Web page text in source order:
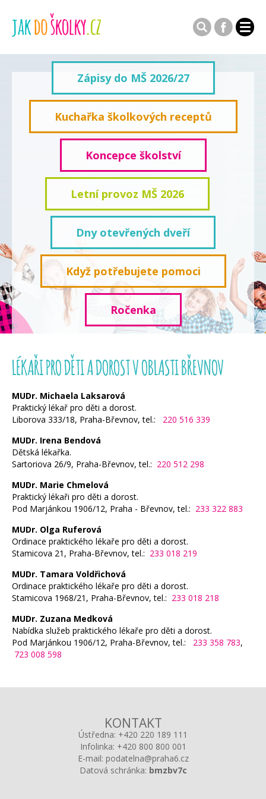
Zápisy do MŠ 2026/27
Kuchařka školkových receptů
Koncepce školství
Letní provoz MŠ 2026
Dny otevřených dveří
Když potřebujete pomoci
Ročenka
LÉKAŘI PRO DĚTI A DOROST V OBLASTI BŘEVNOV
MUDr. Michaela Laksarová
Praktický lékař pro děti a dorost.
Liborova 333/18, Praha-Břevnov, tel.:
220 516 339
MUDr. Irena Bendová
Dětská lékařka.
Sartoriova 26/9, Praha-Břevnov, tel.: 220 512 298
MUDr. Marie Chmelová
Praktický lékaři pro děti a dorost.
Pod Marjánkou 1906/12, Praha - Břevnov, tel.: 233 322 883
MUDr. Olga Ruferová
Ordinace praktického lékaře pro děti a dorost.
Stamicova 21, Praha-Břevnov, tel.: 233 018 219
MUDr. Tamara Voldřichová
Ordinace praktického lékaře pro děti a dorost.
Stamicova 1968/21, Praha-Břevnov, tel.: 233 018 218
MUDr. Zuzana Medková
Nabídka služeb praktického lékaře pro děti a dorost.
Pod Marjánkou 1906/12, Praha-Břevnov, tel.:
233 358 783,
723 008 598
KONTAKT
Ústředna: +420 220 189 111
Infolinka: +420 800 800 001
E-mail: podatelna@praha6.cz
Datová schránka: bmzbv7c